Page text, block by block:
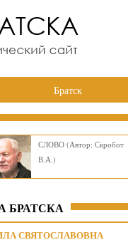
Братск
СЛОВО (Автор: Скробот
В.А.)
БРАТСКА
СВЯТОСЛАВОВНА